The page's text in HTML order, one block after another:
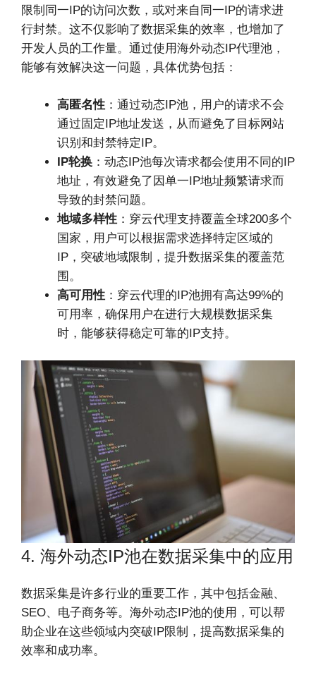
限制同一IP的访问次数，或对来自同一IP的请求进
行封禁。这不仅影响了数据采集的效率，也增加了
开发人员的工作量。通过使用海外动态IP代理池，
能够有效解决这一问题，具体优势包括：
高匿名性 ：通过动态IP池，用户的请求不会
通过固定IP地址发送，从而避免了目标网站
识别和封禁特定IP。
IP轮换 ：动态IP池每次请求都会使用不同的IP
地址，有效避免了因单一IP地址频繁请求而
导致的封禁问题。
地域多样性 ：穿云代理支持覆盖全球200多个
国家，用户可以根据需求选择特定区域的
IP，突破地域限制，提升数据采集的覆盖范
围。
高可用性 ：穿云代理的IP池拥有高达99%的
可用率，确保用户在进行大规模数据采集
时，能够获得稳定可靠的IP支持。
4. 海外动态IP池在数据采集中的应用
数据采集是许多行业的重要工作，其中包括金融、
SEO、电子商务等。海外动态IP池的使用，可以帮
助企业在这些领域内突破IP限制，提高数据采集的
效率和成功率。